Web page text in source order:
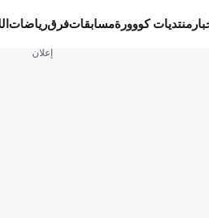
منتديات كووورةمسابقاتفرقرياضات
إعلان